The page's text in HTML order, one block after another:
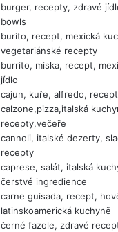
burger, recepty, zdravé
bowls
burito, recept, mexická
vegetariánské recepty
burrito, miska, recept,
jídlo
cajun, kuře, alfredo,
calzone,pizza,italská
recepty,večeře
cannoli, italské dezerty,
recepty
caprese, salát, italská
čerstvé ingredience
carne guisada, recept,
latinskoamerická kuchyně
černé fazole, zdravé